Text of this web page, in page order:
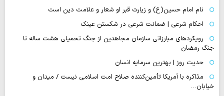
نام امام حسین(ع) و زیارت قبر او شعار و علامت دین است
احکام شرعی | ضمانت شرعی در شکستن عینک
رویکردهای مبارزاتی سازمان مجاهدین از جنگ تحمیلی هشت ساله تا
جنگ رمضان
حدیث روز | بهترین سرمایه انسان
مذاکره با آمریکا تأمین‌کننده صلاح امت اسلامی نیست / میدان و
خیابان…